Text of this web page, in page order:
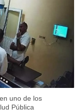
uno de los
Pública